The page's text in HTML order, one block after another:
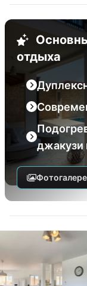
отдыха
джакузи